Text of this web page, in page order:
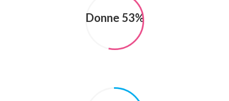
Donne 53%